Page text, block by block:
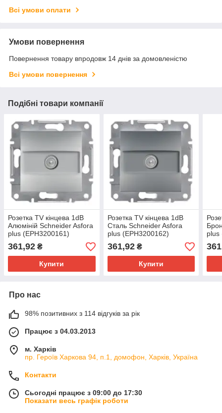
Всі умови оплати
Умови повернення
Повернення товару впродовж 14 днів за домовленістю
Всі умови повернення
Подібні товари компанії
Розетка TV кінцева 1dB
Алюміній Schneider Asfora
plus (EPH3200161)
361,92 ₴
Купити
Розетка TV кінцева 1dB
Сталь Schneider Asfora
plus (EPH3200162)
361,92₴
Купити
plus
Про нас
98% позитивних з 114 відгуків за рік
Працює з 04.03.2013
м. Харків
пр. Героїв Харкова 94, п.1, домофон, Харків, Україна
Контакти
Сьогодні працює з 09:00 до 17:30
Показати весь графік роботи